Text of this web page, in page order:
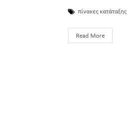
πίνακες κατάταξης
Read More